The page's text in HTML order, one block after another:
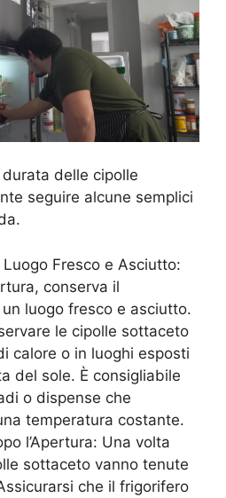
delle cipolle
seguire alcune semplici
Fresco e Asciutto:
conserva il
luogo fresco e asciutto.
le cipolle sottaceto
calore o in luoghi esposti
del sole. È consigliabile
o dispense che
temperatura costante.
l’Apertura: Una volta
sottaceto vanno tenute
che il frigorifero